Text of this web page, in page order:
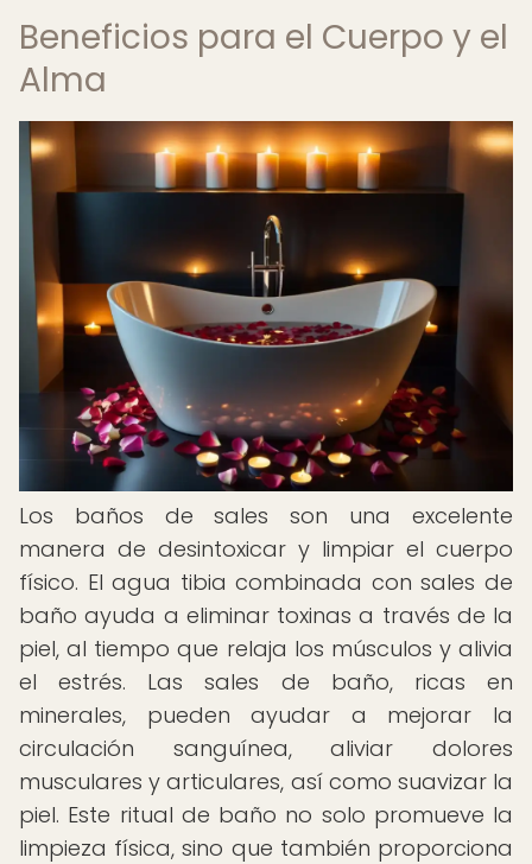
Beneficios para el Cuerpo y el
Alma
Los baños de sales son una excelente
manera de desintoxicar y limpiar el cuerpo
físico. El agua tibia combinada con sales de
baño ayuda a eliminar toxinas a través de la
piel, al tiempo que relaja los músculos y alivia
el estrés. Las sales de baño, ricas en
minerales, pueden ayudar a mejorar la
circulación sanguínea, aliviar dolores
musculares y articulares, así como suavizar la
piel. Este ritual de baño no solo promueve la
limpieza física, sino que también proporciona